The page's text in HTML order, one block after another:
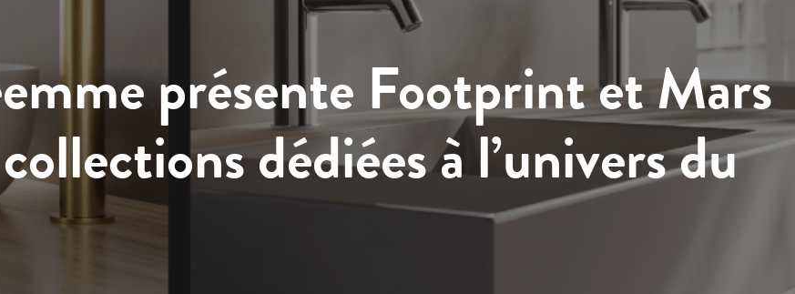
présente Footprint et Mars
dédiées à l’univers du